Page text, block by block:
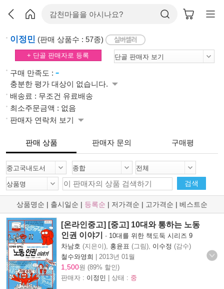
이정민 (판매 상품수 : 57종)
+ 단골 판매자로 등록
구매 만족도 : -
충분한 평가 대상이 없습니다.
배송료 : 무조건 유료배송
최소주문금액 : 없음
판매자 연락처 보기
판매 상품 판매자 문의 구매평
검색
상품명순 | 출시일순 | 등록순 | 저가격순 | 고가격순 | 베스트순
[온라인중고] [중고] 10대와 통하는 노동
인권 이야기
- 10대를 위한 책도둑 시리즈 9
차남호 (지은이), 홍윤표 (그림), 이수정 (감수)
철수와영희 | 2013년 01월
1,500원 (89% 할인)
판매자 : 이정민 | 상태 : 중